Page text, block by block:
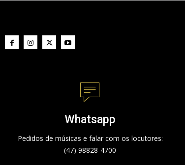
Whatsapp
Pedidos de músicas e falar com os locutores:
(47) 98828-4700